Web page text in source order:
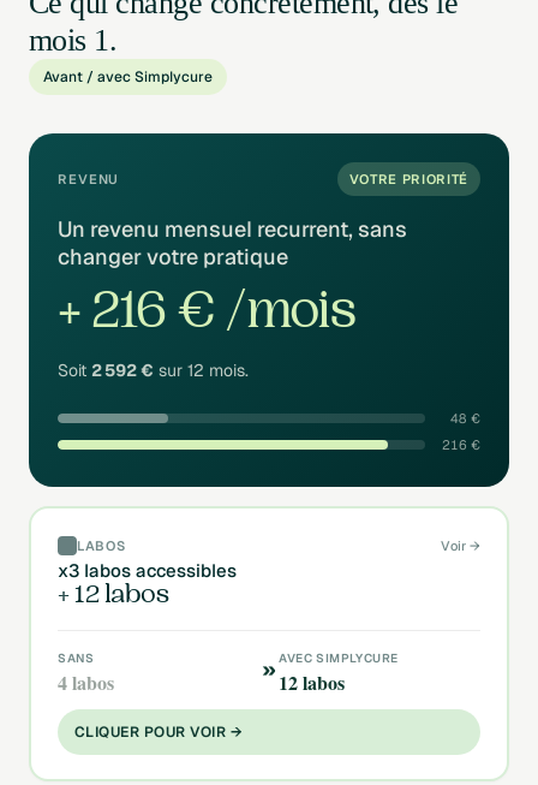
mois 1.
Avant / avec Simplycure
REVENU VOTRE PRIORITÉ
Un revenu mensuel recurrent, sans
changer votre pratique
+ 216 € /mois
Soit 2 592 € sur 12 mois.
48 €
216 €
LABOS Voir →
x3 labos accessibles
+12labos
SANS
4 labos » AVEC SIMPLYCURE
12 labos
CLIQUER POUR VOIR →